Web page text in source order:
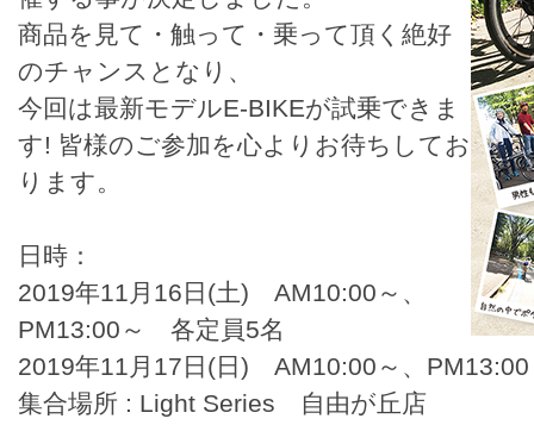
商品を見て・触って・乗って頂く絶好
のチャンスとなり、
今回は最新モデルE-BIKEが試乗できま
す! 皆様のご参加を心よりお待ちしてお
ります。
日時：
2019年11月16日(土) AM10:00～、
PM13:00～ 各定員5名
2019年11月17日(日) AM10:00～、
集合場所 : Light Series 自由が丘店